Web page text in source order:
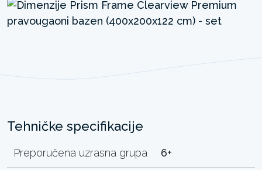
Tehničke specifikacije
Preporučena uzrasna grupa 6+